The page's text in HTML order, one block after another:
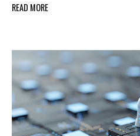
READ MORE